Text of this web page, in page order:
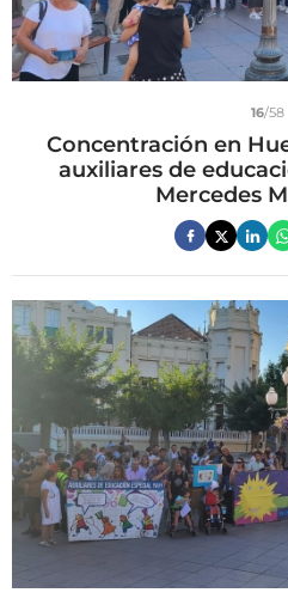
16/58
Concentración en
auxiliares de
Mercedes